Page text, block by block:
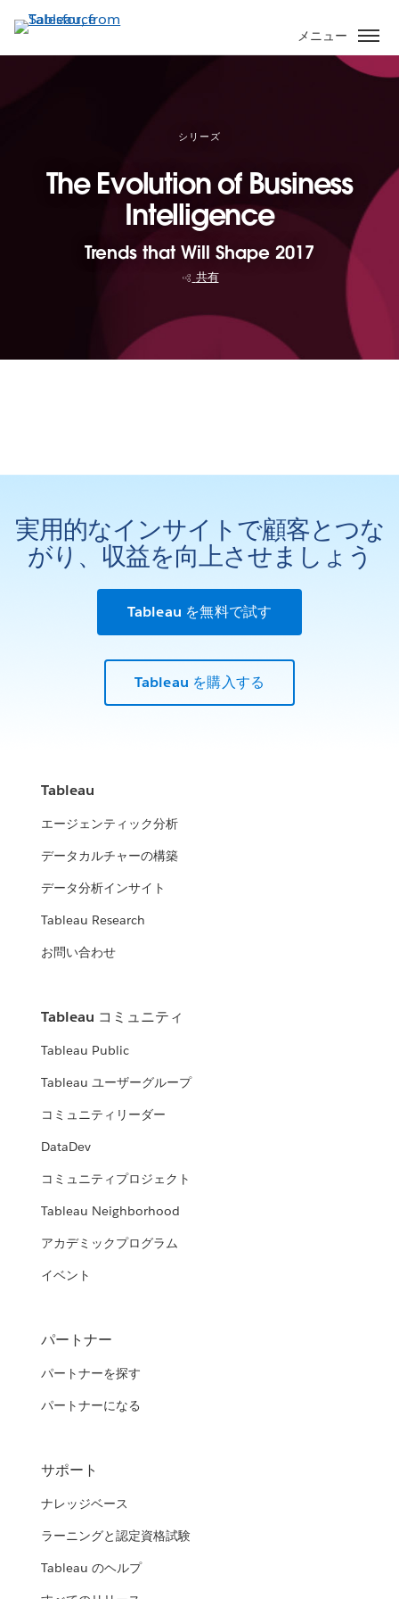
イ
ン
メニュー
シリーズ
The Evolution of Business
Intelligence
Trends that Will Shape 2017
共有
実用的なインサイトで顧客とつな
がり、収益を向上させましょう
Tableau を無料で試す
Tableau を購入する
Tableau
エージェンティック分析
データカルチャーの構築
データ分析インサイト
Tableau Research
お問い合わせ
Tableau コミュニティ
Tableau Public
Tableau ユーザーグループ
コミュニティリーダー
DataDev
コミュニティプロジェクト
Tableau Neighborhood
アカデミックプログラム
イベント
パートナー
パートナーを探す
パートナーになる
サポート
ナレッジベース
ラーニングと認定資格試験
Tableau のヘルプ